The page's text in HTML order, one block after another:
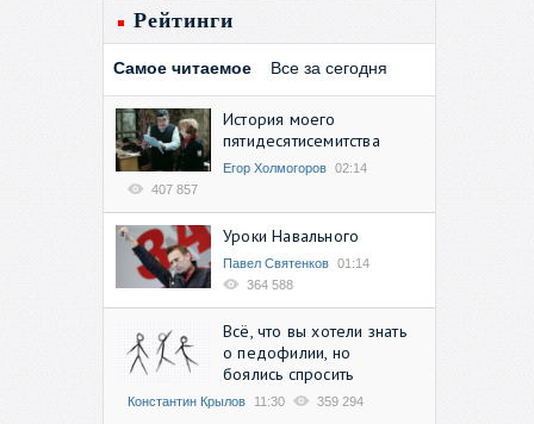
Рейтинги
Самое читаемое Все за сегодня
История моего
пятидесятисемитства
Егор Холмогоров 02:14
407 857
Уроки Навального
Павел Святенков 01:14
364 588
Всё, что вы хотели знать
о педофилии, но
боялись спросить
Константин Крылов 11:30 359 294